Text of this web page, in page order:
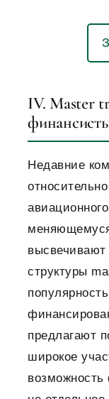
IV. Master
Недавние
структуры
предлагают
широкое